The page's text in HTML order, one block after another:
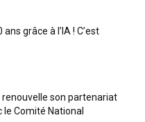
grâce à l’IA ! C’est
renouvelle son partenariat
Comité National